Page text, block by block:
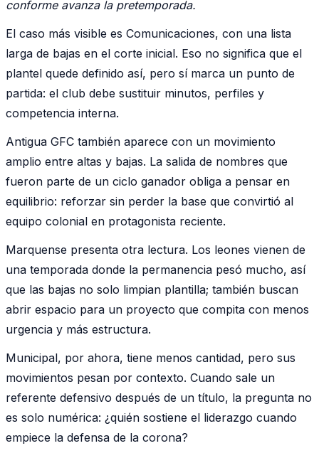
conforme avanza la pretemporada.
El caso más visible es Comunicaciones, con una lista
larga de bajas en el corte inicial. Eso no significa que el
plantel quede definido así, pero sí marca un punto de
partida: el club debe sustituir minutos, perfiles y
competencia interna.
Antigua GFC también aparece con un movimiento
amplio entre altas y bajas. La salida de nombres que
fueron parte de un ciclo ganador obliga a pensar en
equilibrio: reforzar sin perder la base que convirtió al
equipo colonial en protagonista reciente.
Marquense presenta otra lectura. Los leones vienen de
una temporada donde la permanencia pesó mucho, así
que las bajas no solo limpian plantilla; también buscan
abrir espacio para un proyecto que compita con menos
urgencia y más estructura.
Municipal, por ahora, tiene menos cantidad, pero sus
movimientos pesan por contexto. Cuando sale un
referente defensivo después de un título, la pregunta no
es solo numérica: ¿quién sostiene el liderazgo cuando
empiece la defensa de la corona?